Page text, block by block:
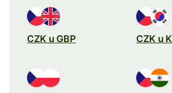
CZK u GBP CZK u